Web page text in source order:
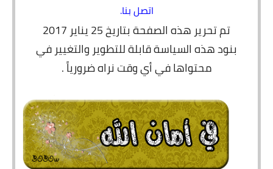
اتصل بنا.
تم تحرير هذه الصفحة بتاريخ 25 يناير 2017
بنود هذه السياسة قابلة للتطوير والتغيير في
محتواها في أي وقت نراه ضرورياً .